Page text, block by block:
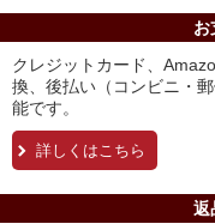
お
クレジットカード、
換、後払い（コンビニ・
能です。
詳しくはこちら
返